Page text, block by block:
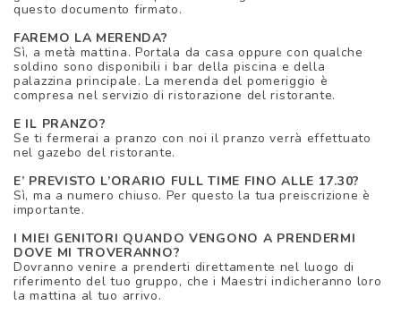
questo documento firmato.
FAREMO LA MERENDA?
Sì, a metà mattina. Portala da casa oppure con qualche
soldino sono disponibili i bar della piscina e della
palazzina principale. La merenda del pomeriggio è
compresa nel servizio di ristorazione del ristorante.
E IL PRANZO?
Se ti fermerai a pranzo con noi il pranzo verrà effettuato
nel gazebo del ristorante.
E’ PREVISTO L’ORARIO FULL TIME FINO ALLE 17.30?
Sì, ma a numero chiuso. Per questo la tua preiscrizione è
importante.
I MIEI GENITORI QUANDO VENGONO A PRENDERMI
DOVE MI TROVERANNO?
Dovranno venire a prenderti direttamente nel luogo di
riferimento del tuo gruppo, che i Maestri indicheranno loro
la mattina al tuo arrivo.